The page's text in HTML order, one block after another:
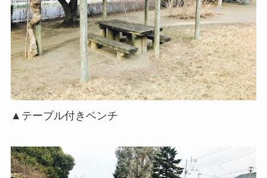
▲テーブル付きベンチ